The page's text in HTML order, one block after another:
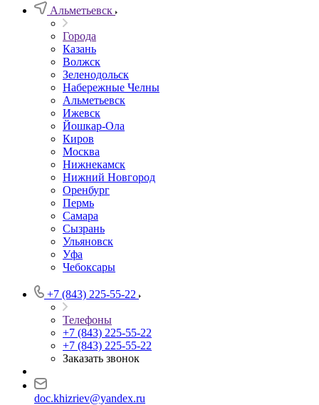
Альметьевск
Города
Казань
Волжск
Зеленодольск
Набережные Челны
Альметьевск
Ижевск
Йошкар-Ола
Киров
Москва
Нижнекамск
Нижний Новгород
Оренбург
Пермь
Самара
Сызрань
Ульяновск
Уфа
Чебоксары
+7 (843) 225-55-22
Телефоны
+7 (843) 225-55-22
+7 (843) 225-55-22
Заказать звонок
doc.khizriev@yandex.ru